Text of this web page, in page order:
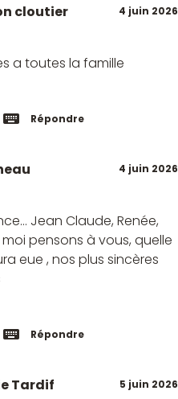
4 juin 2026
cloutier
a toutes la famille
Répondre
4 juin 2026
Jean Claude, Renée,
moi pensons à vous, quelle
eue , nos plus sincères
Répondre
5 juin 2026
Tardif